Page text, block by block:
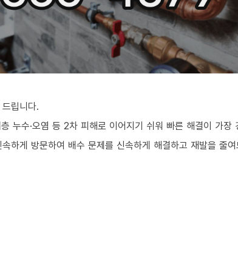
립니다.
누수·오염 등 2차 피해로 이어지기 쉬워 빠른 해결이 가장
하게 방문하여 배수 문제를 신속하게 해결하고 재발을 줄